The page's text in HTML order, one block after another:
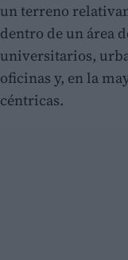
un terreno
dentro de un área
universitarios,
oficinas y, en la
céntricas.